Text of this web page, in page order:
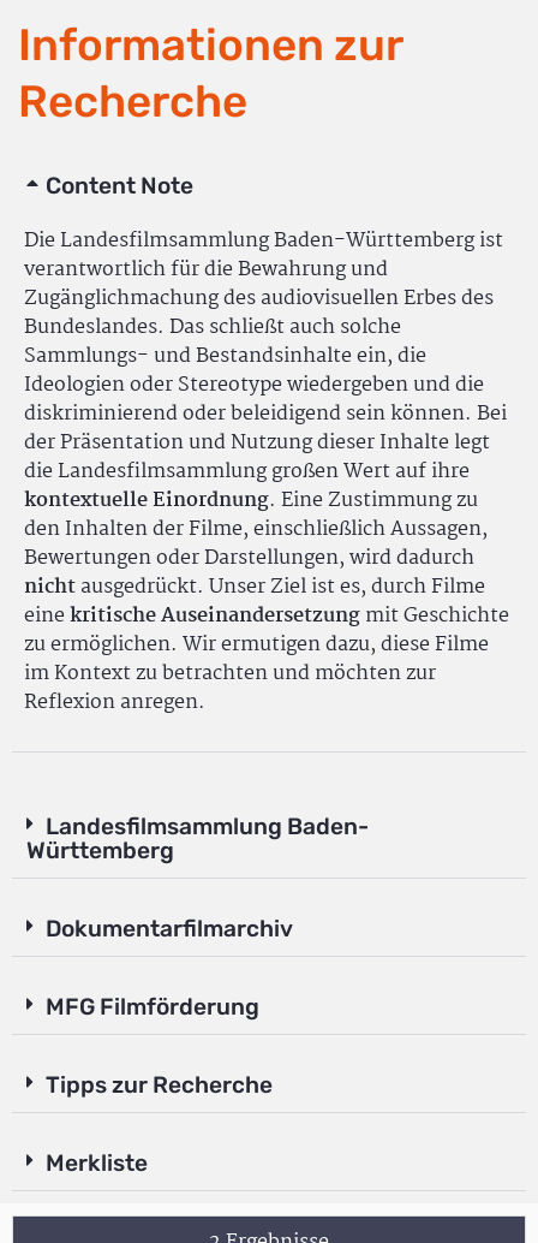
Informationen zur
Recherche
Content Note
Die Landesfilmsammlung Baden-Württemberg ist
verantwortlich für die Bewahrung und
Zugänglichmachung des audiovisuellen Erbes des
Bundeslandes. Das schließt auch solche
Sammlungs- und Bestandsinhalte ein, die
Ideologien oder Stereotype wiedergeben und die
diskriminierend oder beleidigend sein können. Bei
der Präsentation und Nutzung dieser Inhalte legt
die Landesfilmsammlung großen Wert auf ihre
kontextuelle Einordnung. Eine Zustimmung zu
den Inhalten der Filme, einschließlich Aussagen,
Bewertungen oder Darstellungen, wird dadurch
nichtausgedrückt. Unser Ziel ist es, durch Filme
einekritische Auseinandersetzungmit Geschichte
zu ermöglichen. Wir ermutigen dazu, diese Filme
im Kontext zu betrachten und möchten zur
Reflexion anregen.
Landesfilmsammlung Baden-
Württemberg
Dokumentarfilmarchiv
MFG Filmförderung
Tipps zur Recherche
Merkliste